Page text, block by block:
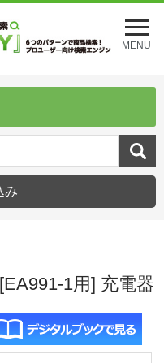
メ
ニ
ュ
を
MENU
み
[EA991-1用] 充電器